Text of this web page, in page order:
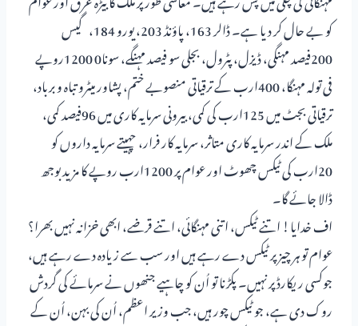
کو بے حال کر دیا ہے۔ ڈالر 163، پاؤنڈ 203، یورو 184، گیس
200فیصد مہنگی، ڈیزل، پٹرول، بجلی سو فیصد مہنگے، سونا0 1200روپے
فی تولہ مہنگا، 400ارب کے ترقیاتی منصوبے ختم، پشاور میٹرو تباہ و برباد،
ترقیاتی بجٹ میں 125ارب کی کمی، بیرونی سرمایہ کاری میں 96فیصد کمی،
ملک کے اندر سرمایہ کاری متاثر، سرمایہ کار فرار، چہیتے سرمایہ داروں کو
20ارب کی ٹیکس چھوٹ اور عوام پر 1200ارب روپے کا مزید بوجھ
ڈالا جائے گا۔
اف خدایا! اتنے ٹیکس، اتنی مہنگائی، اتنے قرضے، ابھی خزانہ نہیں بھرا؟
عوام تو ہر چیز پر ٹیکس دے رہے ہیں اور سب سے زیادہ دے رہے ہیں،
جوکسی ریکارڈ پر نہیں۔ پکڑنا تو اُن کو چاہیے جنھوں نے سرمائے کی گردش
روک دی ہے، جو ٹیکس چور ہیں، جب وزیر اعظم، اُن کی بہن، اُن کے